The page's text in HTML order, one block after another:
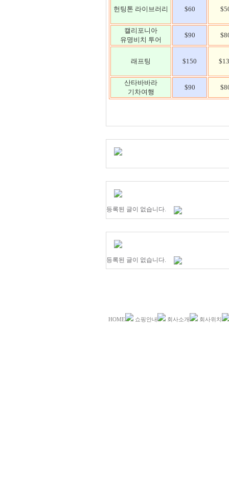
헌팅톤 라이브러리 $60
캘리포니아
유명비치 투어
$90
래프팅 $150
산타바바라
기차여행
$90
등록된 글이 없습니다.
등록된 글이 없습니다.
HOME 쇼핑안내 회사소개 회사위치